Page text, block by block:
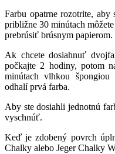
Farbu opatrne rozotrite,
približne 30 minútach
prebrúsiť brúsnym papierom.
Ak chcete dosiahnuť
počkajte 2 hodiny, potom
minútach vlhkou
odhalí prvá farba.
Aby ste dosiahli jednotnú
vyschnúť.
Keď je zdobený povrch
Chalky alebo Jeger Chalky